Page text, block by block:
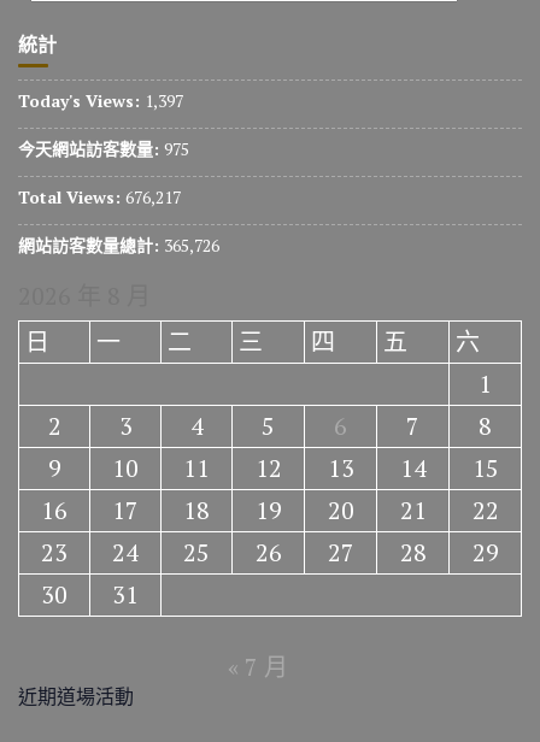
統計
Today's Views: 1,397
今天網站訪客數量: 975
Total Views: 676,217
網站訪客數量總計: 365,726
日
一 二 三 四 五
六
1
2
3 4 5 6 7
8
9
10 11 12 13 14
15
16
17 18 19 20 21
22
23
24 25 26 27 28
29
30
31
« 7 月
近期道場活動